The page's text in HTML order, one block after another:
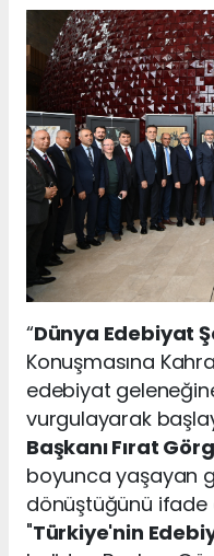
“Dünya Edebiyat
Konuşmasına
edebiyat
vurgulayarak
Başkanı Fırat
boyunca yaşayan
dönüştüğünü ifade
"Türkiye'nin